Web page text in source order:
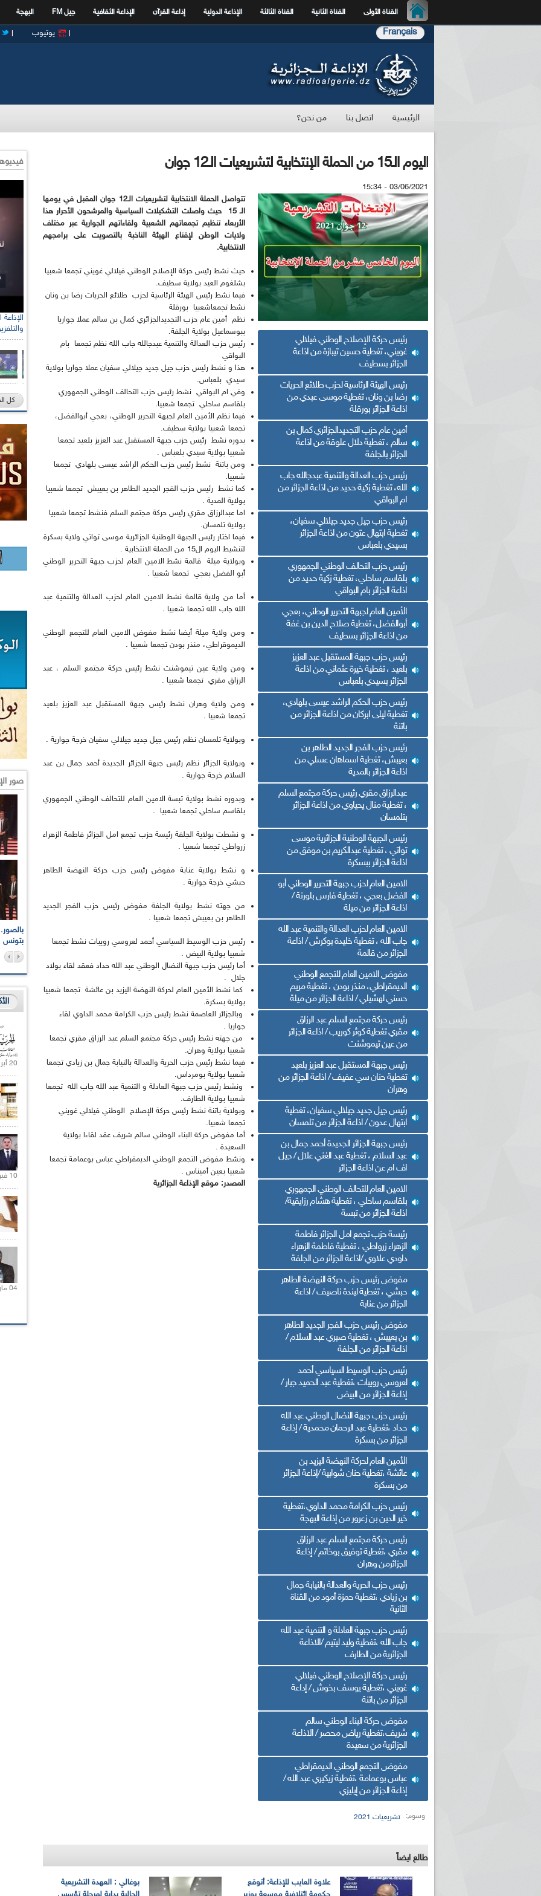
القناة الأولى القناة الثانية القناة الثالثة الإذاعة الدولية إذاعة القرآن الإذاعة الثقافية جيل FM البهجة
Français يوتيوب
الرئيسية اتصل بنا من نحن؟
اليوم الـ15 من الحملة الإنتخابية لتشريعيات الـ12 جوان
03/06/2021 - 15:34
رئيس حركة الإصلاح الوطني فيلالي
غويني، تغطية حسين تيبازة من اذاعة
الجزائر بسطيف
رئيس الهيئة الرئاسية لحزب طلائع الحريات
رضا بن ونان، تغطية موسى عبدي من
اذاعة الجزائر بورقلة
أمين عام حزب التجديدالجزائري كمال بن
سالم ، تغطية دلال علوقة من اذاعة
الجزائر بالجلفة
رئيس حزب العدالة والتنمية عبدجالله جاب
الله، تغطية زكية حديد من اذاعة الجزائر من
ام البواقي
رئيس حزب جيل جديد جيلالي سفيان،
تغطية ابتهال عتون من اذاعة الجزائر
بسيدي بلعباس
رئيس حزب التحالف الوطني الجمهوري
بلقاسم ساحلي، تغطية زكية حديد من
اذاعة الجزائر بام البواقي
الأمين العام لجبهة التحرير الوطني، بعجي
أبوالفضل، تغطية صلاح الدين بن غفة
من اذاعة الجزائر بسطيف
رئيس حزب جبهة المستقبل عبد العزيز
بلعيد ، تغطية خيرة عثماني من اذاعة
الجزائر بسيدي بلعباس
رئيس حزب الحكم الراشد عيسى بلهادي،
تغطية ليلى ابركان من اذاعة الجزائر من
باتنة
رئيس حزب الفجر الجديد الطاهر بن
بعيبش، تغطية اسماهان عسلي من
اذاعة الجزائر بالمدية
عبدالرزاق مقري رئيس حركة مجتمع السلم
، تغطية منال يحياوي من اذاعة الجزائر
بتلمسان
رئيس الجبهة الوطنية الجزائرية موسى
تواتي ، تغطية عبدالكريم بن موفق من
اذاعة الجزائر ببسكرة
الامين العام لحزب جبهة التحرير الوطني أبو
الفضل بعجي ، تغطية فارس بلورنة /
اذاعة الجزائر من ميلة
الامين العام لحزب العدالة والتنمية عبد الله
جاب الله ، تغطية خليدة بوكرش / اذاعة
الجزائر من قالمة
مفوض الامين العام للتجمع الوطني
الديمقراطي، منذر بودن ، تغطية مريم
حسني لهشيلي / اذاعة الجزائر من ميلة
رئيس حركة مجتمع السلم عبد الرزاق
مقري تغطية كوثر كوريب / اذاعة الجزائر
من عين تيموشنت
رئيس جبهة المستقبل عبد العزيز بلعيد
تغطية حنان سي عفيف / اذاعة الجزائر من
وهران
رئيس جيل جديد جيلالي سفيان، تغطية
ابتهال عدون / اذاعة الجزائر من تلمسان
رئيس جبهة الجزائر الجديدة أحمد جمال بن
عبد السلام ، تغطية عبد الغني علال / جيل
اف ام عن اذاعة الجزائر
الامين العام للتحالف الوطني الجمهوري
بلقاسم ساحلي ، تغطية هشام رزايقية/
اذاعة الجزائر من تبسة
رئيسة حزب تجمع امل الجزائر فاطمة
الزهراء زرواطي ، تغطية فاطمة الزهراء
داودي علاوي /اذاعة الجزائر من الجلفة
مفوض رئيس حزب حركة النهضة الطاهر
حبشي ، تغطية ليندة ناصيف / اذاعة
الجزائر من عنابة
مفوض رئيس حزب الفجر الجديد الطاهر
بن بعيبش ، تغطية صبري عبد السلام /
اذاعة الجزائر من الجلفة
رئيس حزب الوسيط السياسي أحمد
لعروسي رويبات ،تغطية عبد الحميد جبار /
إذاعة الجزائر من البيض
رئيس حزب جبهة النضال الوطني عبد الله
حداد ،تغطية عبد الرحمان محمدية / إذاعة
الجزائر من بسكرة
الأمين العام لحركة النهضة اليزيد بن
عائشة ،تغطية حنان شوابية /إذاعة الجزائر
من بسكرة
رئيس حزب الكرامة محمد الداوي،تغطية
خير الدين بن زعرور من إذاعة البهجة
رئيس حركة مجتمع السلم عبد الرزاق
مقري ،تغطية توفيق بوخاتم / إذاعة
الجزائرمن وهران
رئيس حزب الحرية والعدالة بالنيابة جمال
بن زيادي ،تغطية حمزة أمود من القناة
الثانية
رئيس حزب جبهة العادلة و التنمية عبد الله
جاب الله ،تغطية وليد ليتيم /الاذاعة
الجزائرية من الطارف
رئيس حركة الإصلاح الوطني فيلالي
غويني ،تغطية يوسف بخوش / إداعة
الجزائر من باتنة
مفوض حركة البناء الوطني سالم
شريف،تغطية رياض محصر / الاذاعة
الجزائرية من سعيدة
مفوض التجمع الوطني الديمقراطي
عباس بوعمامة ،تغطية زيكيري عبد الله /
إذاعة الجزائر من إيليزي
تتواصل الحملة الانتخابية لتشريعيات الـ12 جوان المقبل في يومها
الـ 15 حيث واصلت التشكيلات السياسية والمرشحون الأحرار هذا
الأربعاء تنظيم تجمعاتهم الشعبية ولقاءاتهم الجوارية عبر مختلف
ولايات الوطن لإقناع الهيئة الناخبة بالتصويت على برامجهم
الانتخابية.
حيث نشط رئيس حركة الإصلاح الوطني فيلالي غويني تجمعا شعبيا
بشلغوم العيد بولاية سطيف.
فيما نشط رئيس الهيئة الرئاسية لحزب طلائع الحريات رضا بن ونان
نشط تجمعاشعبيا بورقلة
نظم أمين عام حزب التجديدالجزائري كمال بن سالم عملا جواريا
ببوسماعيل بولاية الجلفة.
رئيس حزب العدالة والتنمية عبدجالله جاب الله نظم تجمعا بام
البواقي
هذا و نشط رئيس حزب جيل جديد جيلالي سفيان عملا جواريا بولاية
سيدي بلعباس.
وفي ام البواقي نشط رئيس حزب التحالف الوطني الجمهوري
بلقاسم ساحلي تجمعا شعبيا.
فيما نظم الأمين العام لجبهة التحرير الوطني، بعجي أبوالفضل،
تجمعا شعبيا بولاية سطيف.
بدوره نشط رئيس حزب جبهة المستقبل عبد العزيز بلعيد تجمعا
شعبيا بولاية سيدي بلعباس .
ومن باتنة نشط رئيس حزب الحكم الراشد عيسى بلهادي تجمعا
شعبيا.
كما نشط رئيس حزب الفجر الجديد الطاهر بن بعيبش تجمعا شعبيا
بولاية المدية .
اما عبدالرزاق مقري رئيس حركة مجتمع السلم فنشط تجمعا شعبيا
بولاية تلمسان.
فيما اختار رئيس الجبهة الوطنية الجزائرية موسى تواتي ولاية بسكرة
لتنشيط اليوم ال15 من الحملة الانتخابية .
وبولاية ميلة قالمة نشط الامين العام لحزب جبهة التحرير الوطني
أبو الفضل بعجي تجمعا شعبيا .
أما من ولاية قالمة نشط الامين العام لحزب العدالة والتنمية عبد
الله جاب الله تجمعا شعبيا .
ومن ولاية ميلة أيضا نشط مفوض الامين العام للتجمع الوطني
الديموقراطي، منذر بودن تجمعا شعبيا .
ومن ولاية عين تيموشنت نشط رئيس حركة مجتمع السلم ، عبد
الرزاق مقري تجمعا شعبيا .
ومن ولاية وهران نشط رئيس جبهة المستقبل عبد العزيز بلعيد
تجمعا شعبيا .
وبولاية تلمسان نظم رئيس جيل جديد جيلالي سفيان خرجة جوارية .
وبولاية الجزائر نظم رئيس جبهة الجزائر الجديدة أحمد جمال بن عبد
السلام خرجة جوارية .
وبدوره نشط بولاية تبسة الامين العام للتحالف الوطني الجمهوري
بلقاسم ساحلي تجمعا شعبيا .
و نشطت بولاية الجلفة رئيسة حزب تجمع امل الجزائر فاطمة الزهراء
زرواطي تجمعا شعبيا .
و نشط بولاية عنابة مفوض رئيس حزب حركة النهضة الطاهر
حبشي خرجة جوارية .
من جهته نشط بولاية الجلفة مفوض رئيس حزب الفجر الجديد
الطاهر بن بعيبش تجمعا شعبيا .
رئيس حزب الوسيط السياسي أحمد لعروسي رويبات نشط تجمعا
شعبيا بولاية البيض .
أما رئيس حزب جبهة النضال الوطني عبد الله حداد فعقد لقاء بولاد
جلال .
كما نشط الأمين العام لحركة النهضة اليزيد بن عائشة تجمعا شعبيا
بولاية بسكرة.
وبالجزائر العاصمة نشط رئيس حزب الكرامة محمد الداوي لقاء
جواريا .
من جهته نشط رئيس حركة مجتمع السلم عبد الرزاق مقري تجمعا
شعبيا بولاية وهران.
فيما نشط رئيس حزب الحرية والعدالة بالنيابة جمال بن زيادي تجمعا
شعبيا بولاية بومرداس.
ونشط رئيس حزب جبهة العادلة و التنمية عبد الله جاب الله تجمعا
شعبيا بولاية الطارف.
وبولاية باتنة نشط رئيس حركة الإصلاح الوطني فيلالي غويني
تجمعا شعبيا.
أما مفوض حركة البناء الوطني سالم شريف عقد لقاءا بولاية
السعيدة .
ونشط مفوض التجمع الوطني الديمقراطي عباس بوعمامة تجمعا
شعبيا بعين أميناس .
المصدر: موقع الإذاعة الجزائرية
وسوم: تشريعيات 2021
طالع ايضاً
بوغالي : العهدة التشريعية
علاوة العايب للإذاعة: أتوقع
رئيس
كل
صور
بتونس
17 أكتوبر 1961
بالصور... اللقاء الوطني لمديري الإذاعات الوطنية والجهوية
حول مرافقة وتغطية الإنتخابات المحلية لـ27 نوفمبر 2021
الإذاعة الجزائرية للرياضيين البارالمبيين المتوجين
20 أبريل 2021 |
10 فبراير 2021 |
04 مارس 2020 |